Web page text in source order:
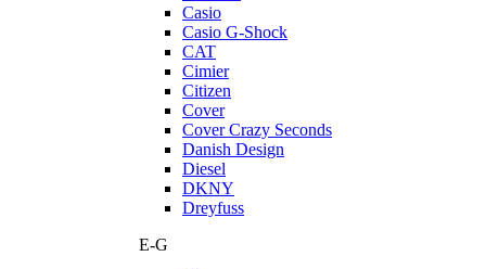
Casio
Casio G-Shock
CAT
Cimier
Citizen
Cover
Cover Crazy Seconds
Danish Design
Diesel
DKNY
Dreyfuss
E-G